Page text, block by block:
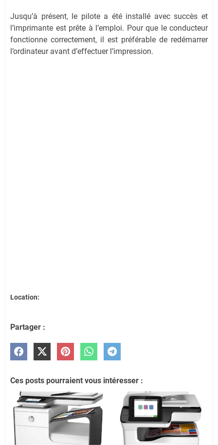
Jusqu’à présent, le pilote a été installé avec succès et
l’imprimante est prête à l’emploi. Pour que le conducteur
fonctionne correctement, il est préférable de redémarrer
l’ordinateur avant d’effectuer l’impression.
Location:
Partager :
Ces posts pourraient vous intéresser :